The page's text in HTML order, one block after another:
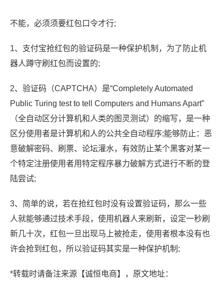
不能，必须须要红包口令才行;
1、支付宝抢红包的验证码是一种保护机制，为了防止机
器人蹲守刷红包而设置的;
2、验证码（CAPTCHA）是“Completely Automated
Public Turing test to tell Computers and Humans Apart”
（全自动区分计算机和人类的图灵测试）的缩写，是一种
区分使用者是计算机和人的公共全自动程序;能够防止：恶
意破解密码、刷票、论坛灌水，有效防止某个黑客对某一
个特定注册使用者用特定程序暴力破解方式进行不断的登
陆尝试;
3、简单的说，若在抢红包时没有设置验证码，那么一些
人就能够通过技术手段，使用机器人来刷新，设定一秒刷
新几十次，红包一旦出现马上被抢走，使用者根本没有也
许会抢到红包，所以验证码其实是一种保护机制;
*转载时请备注来源【诚恒电商】，原文地址：